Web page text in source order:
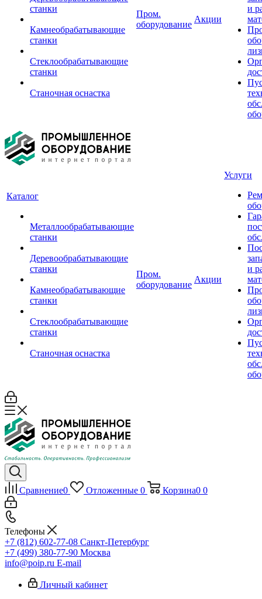
станки
Камнеобрабатывающие
станки
Стеклообрабатывающие
станки
Станочная оснастка
Пром.
оборудование
Акции
и
Каталог
Металлообрабатывающие
станки
Деревообрабатывающие
станки
Камнеобрабатывающие
станки
Стеклообрабатывающие
станки
Станочная оснастка
Пром.
оборудование
Акции
Услуги
и
Сравнение0 Отложенные 0 Корзина0 0
Телефоны
+7 (812) 602-77-08 Санкт-Петербург
+7 (499) 380-77-90 Москва
info@poip.ru E-mail
Личный кабинет